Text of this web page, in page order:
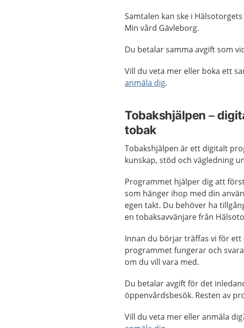
Samtalen kan ske i
Min vård Gävleborg.
Du betalar samma avgift som
Vill du veta mer eller boka ett
anmäla dig.
Tobakshjälpen –
tobak
Tobakshjälpen är ett digitalt
kunskap, stöd och vägledning
Programmet hjälper dig att
som hänger ihop med din
egen takt. Du behöver ha
en tobaksavvänjare från
Innan du börjar träffas vi för
programmet fungerar och
om du vill vara med.
Du betalar avgift för det
öppenvårdsbesök. Resten av
Vill du veta mer eller anmäla